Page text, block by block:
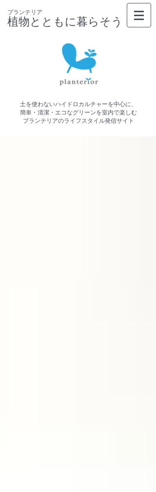
土を使わないハイドロカルチャーを中心に、
簡単・清潔・エコなグリーンを室内で楽しむ
プランテリアのライフスタイル発信サイト
プランテリア
植物とともに暮らそう